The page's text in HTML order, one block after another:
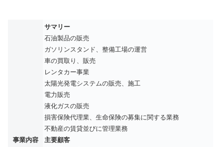
事業内容
サマリー
石油製品の販売
ガソリンスタンド、整備工場の運営
車の買取り、販売
レンタカー事業
太陽光発電システムの販売、施工
電力販売
液化ガスの販売
損害保険代理業、生命保険の募集に関する業務
不動産の賃貸並びに管理業務
主要顧客